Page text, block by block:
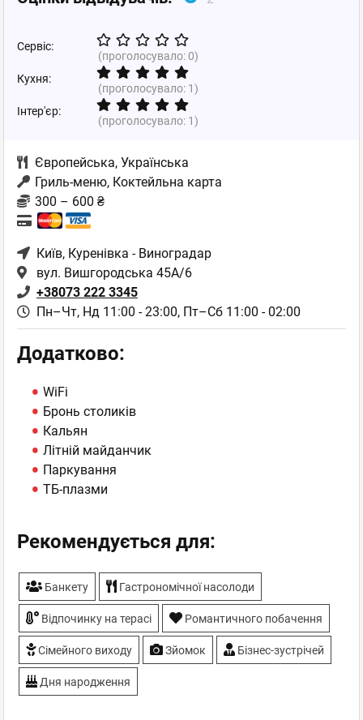
Сервіс:
(проголосувало:0)
Кухня:
(проголосувало: 1)
Інтер'єр:
(проголосувало: 1)
Європейська, Українська
Гриль-меню, Коктейльна карта
300 – 600 ₴
Київ, Куренівка - Виноградар
вул. Вишгородська 45А/6
+38073 222 3345
Пн–Чт, Нд 11:00 - 23:00, Пт–Сб 11:00 - 02:00
Додатково:
WiFi
Бронь столиків
Кальян
Літній майданчик
Паркування
ТБ-плазми
Рекомендується для:
Банкету Гастрономічної насолоди
Відпочинку на терасі Романтичного побачення
Сімейного виходу Зйомок Бізнес-зустрічей
Дня народження